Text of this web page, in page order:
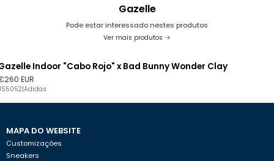
Gazelle
Pode estar interessado nestes produtos
Ver mais produtos
Indoor "Cabo Rojo" x Bad Bunny Wonder Clay
EUR
Adidas
MAPA DO WEBSITE
Customizações
Sneakers